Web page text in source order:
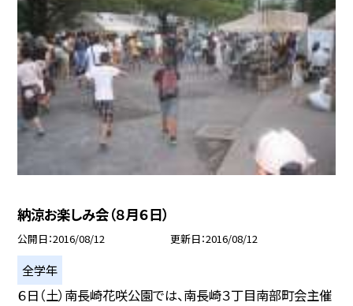
納涼お楽しみ会（８月６日）
公開日 2016/08/12 更新日 2016/08/12
全学年
６日（土）南長崎花咲公園では、南長崎３丁目南部町会主催